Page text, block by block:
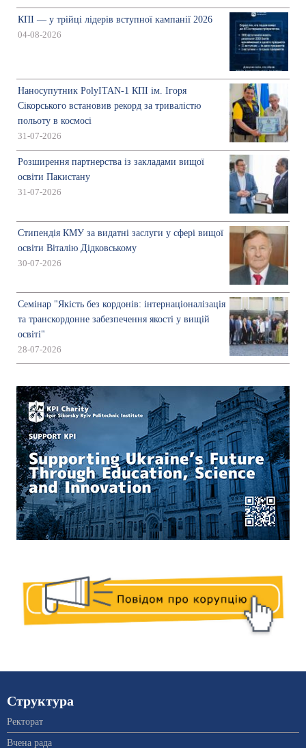
КПІ — у трійці лідерів вступної кампанії 2026
04-08-2026
Наносупутник PolyITAN-1 КПІ ім. Ігоря
Сікорського встановив рекорд за тривалістю
польоту в космосі
31-07-2026
Розширення партнерства із закладами вищої
освіти Пакистану
31-07-2026
Стипендія КМУ за видатні заслуги у сфері вищої
освіти Віталію Дідковському
30-07-2026
Семінар "Якість без кордонів: інтернаціоналізація
та транскордонне забезпечення якості у вищій
освіті"
28-07-2026
Структура
Ректорат
Вчена рада